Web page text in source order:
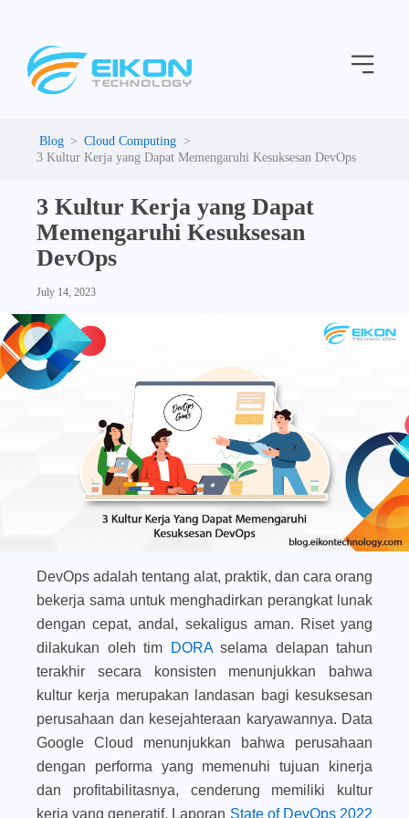
content
Menu
Cloud Computing
3 Kultur Kerja yang Dapat Memengaruhi Kesuksesan DevOps
3 Kultur Kerja yang Dapat
Memengaruhi Kesuksesan
DevOps
July 14, 2023
DevOps adalah tentang alat, praktik, dan cara orang
bekerja sama untuk menghadirkan perangkat lunak
dengan cepat, andal, sekaligus aman. Riset yang
dilakukan oleh tim
DORAselama delapan tahun
terakhir secara konsisten menunjukkan bahwa
kultur kerja merupakan landasan bagi kesuksesan
perusahaan dan kesejahteraan karyawannya. Data
Google Cloud menunjukkan bahwa perusahaan
dengan performa yang memenuhi tujuan kinerja
dan profitabilitasnya, cenderung memiliki kultur
kerja yang generatif. Laporan State of DevOps 2022
e
g
i
e